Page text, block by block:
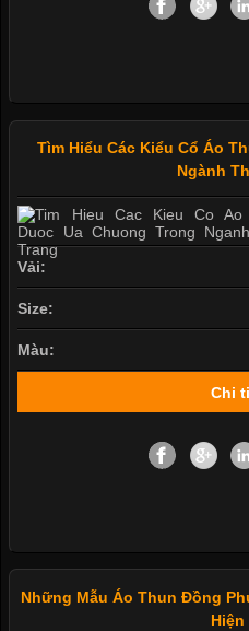
Tìm Hiểu Các Kiểu Cổ Áo
Ngành
Vải:
Size:
Màu:
Chi
Những Mẫu Áo Thun Đồng
Hiện